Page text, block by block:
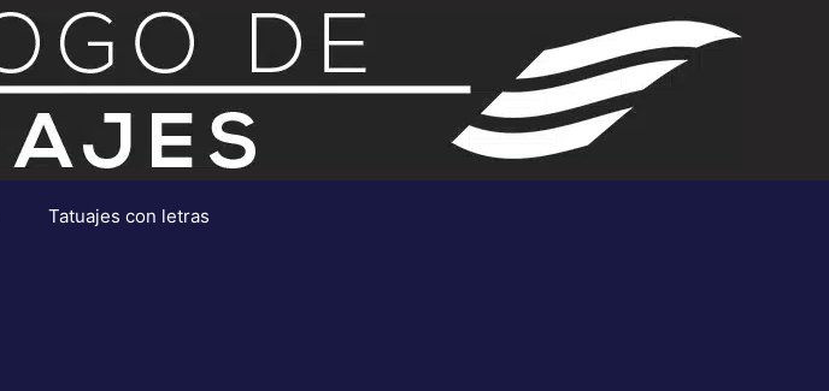
Tatuajes con letras